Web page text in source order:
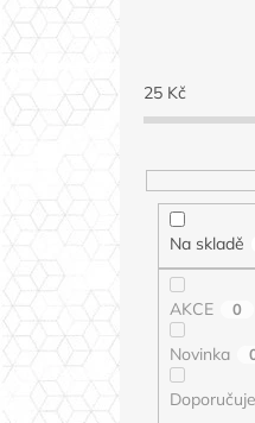
25Kč
Na skladě
AKCE 0
Novinka